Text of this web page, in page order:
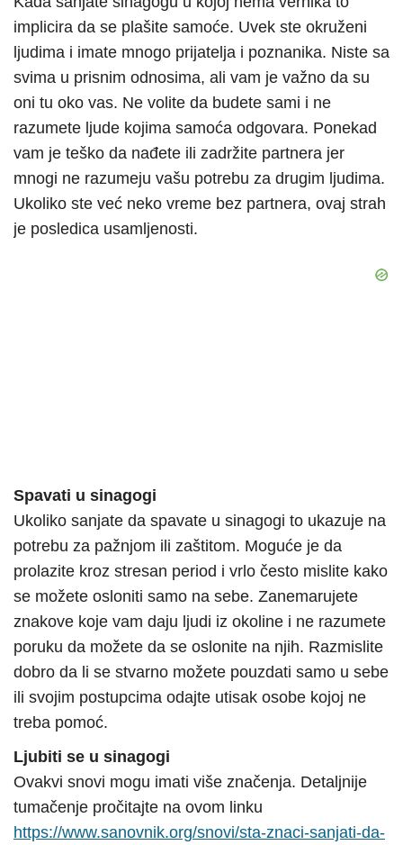
implicira da se plašite samoće. Uvek ste okruženi
ljudima i imate mnogo prijatelja i poznanika. Niste sa
svima u prisnim odnosima, ali vam je važno da su
oni tu oko vas. Ne volite da budete sami i ne
razumete ljude kojima samoća odgovara. Ponekad
vam je teško da nađete ili zadržite partnera jer
mnogi ne razumeju vašu potrebu za drugim ljudima.
Ukoliko ste već neko vreme bez partnera, ovaj strah
je posledica usamljenosti.
Spavati u sinagogi
Ukoliko sanjate da spavate u sinagogi to ukazuje na
potrebu za pažnjom ili zaštitom. Moguće je da
prolazite kroz stresan period i vrlo često mislite kako
se možete osloniti samo na sebe. Zanemarujete
znakove koje vam daju ljudi iz okoline i ne razumete
poruku da možete da se oslonite na njih. Razmislite
dobro da li se stvarno možete pouzdati samo u sebe
ili svojim postupcima odajte utisak osobe kojoj ne
treba pomoć.
Ljubiti se u sinagogi
Ovakvi snovi mogu imati više značenja. Detaljnije
tumačenje pročitajte na ovom linku
https://www.sanovnik.org/snovi/sta-znaci-sanjati-da-